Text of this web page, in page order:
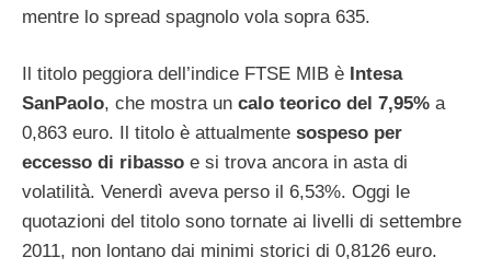
mentre lo spread spagnolo vola sopra 635.
Il titolo peggiora dell’indice FTSE MIB è Intesa
SanPaolo, che mostra un calo teorico del 7,95% a
0,863 euro. Il titolo è attualmente sospeso per
eccesso di ribasso e si trova ancora in asta di
volatilità. Venerdì aveva perso il 6,53%. Oggi le
quotazioni del titolo sono tornate ai livelli di settembre
2011, non lontano dai minimi storici di 0,8126 euro.